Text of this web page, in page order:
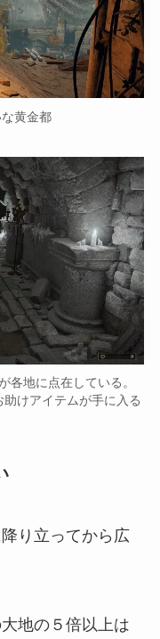
黄金都
各地に点在している。
けアイテムが手に入る
り立ってから広
地の５倍以上は